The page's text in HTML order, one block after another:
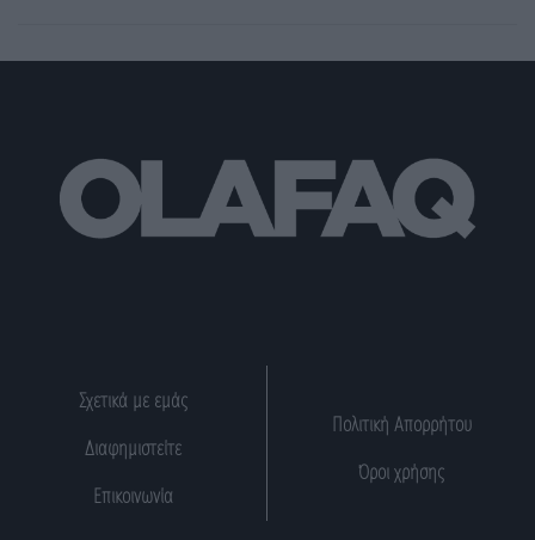
Σχετικά με εμάς
Διαφημιστείτε
Επικοινωνία
Πολιτική Απορρήτου
Όροι χρήσης